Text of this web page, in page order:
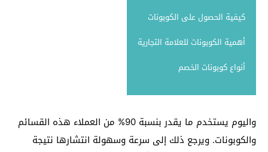
كيفية الحصول على الكوبونات
أهمية الكوبونات للعلامة التجارية
أنواع كوبونات الخصم
واليوم يستخدم ما يقدر بنسبة 90% من العملاء هذه القسائم
والكوبونات. ويرجع ذلك إلى سرعة وسهولة انتشارها نتيجة